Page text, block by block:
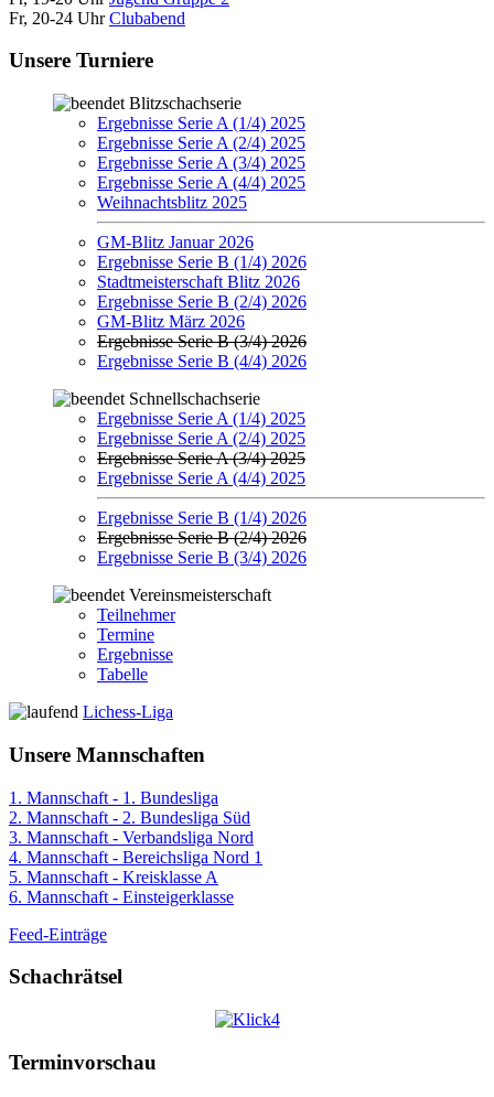
Fr, 20-24 UhrClubabend
Unsere Turniere
Blitzschachserie
Ergebnisse Serie A (1/4) 2025
Ergebnisse Serie A (2/4) 2025
Ergebnisse Serie A (3/4) 2025
Ergebnisse Serie A (4/4) 2025
Weihnachtsblitz 2025
GM-Blitz Januar 2026
Ergebnisse Serie B (1/4) 2026
Stadtmeisterschaft Blitz 2026
Ergebnisse Serie B (2/4) 2026
GM-Blitz März 2026
Ergebnisse Serie B (3/4) 2026
Ergebnisse Serie B (4/4) 2026
Schnellschachserie
Ergebnisse Serie A (1/4) 2025
Ergebnisse Serie A (2/4) 2025
Ergebnisse Serie A (3/4) 2025
Ergebnisse Serie A (4/4) 2025
Ergebnisse Serie B (1/4) 2026
Ergebnisse Serie B (2/4) 2026
Ergebnisse Serie B (3/4) 2026
Vereinsmeisterschaft
Teilnehmer
Termine
Ergebnisse
Tabelle
Lichess-Liga
Unsere Mannschaften
1. Mannschaft - 1. Bundesliga
2. Mannschaft - 2. Bundesliga Süd
3. Mannschaft - Verbandsliga Nord
4. Mannschaft - Bereichsliga Nord 1
5. Mannschaft - Kreisklasse A
6. Mannschaft - Einsteigerklasse
Feed-Einträge
Schachrätsel
Terminvorschau